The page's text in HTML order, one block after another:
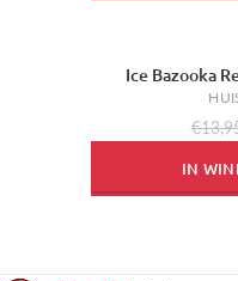
Ice Bazooka
IN